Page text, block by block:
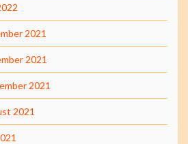
2021
2021
2021
2021